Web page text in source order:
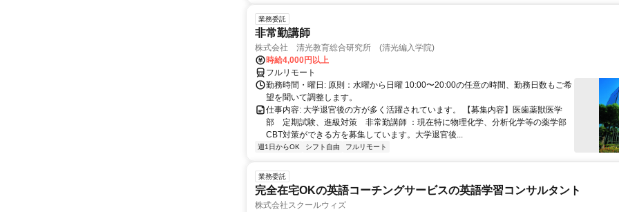
業務委託
非常勤講師
株式会社 清光教育総合研究所 (清光編入学院)
時給4,000円以上
フルリモート
勤務時間・曜日: 原則：水曜から日曜 10:00〜20:00の任意の時間、勤務日数もご希
望を聞いて調整します。
仕事内容: 大学退官後の方が多く活躍されています。 【募集内容】医歯薬獣医学
部 定期試験、進級対策 非常勤講師 ：現在特に物理化学、分析化学等の薬学部
CBT対策ができる方を募集しています。大学退官後...
週1日からOK シフト自由 フルリモート
業務委託
完全在宅OKの英語コーチングサービスの英語学習コンサルタント
株式会社スクールウィズ